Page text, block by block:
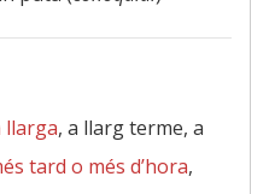
llarga, a llarg terme, a
tard o més d’hora,